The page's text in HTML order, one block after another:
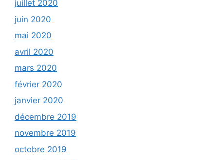
juillet 2020
juin 2020
mai 2020
avril 2020
mars 2020
février 2020
janvier 2020
décembre 2019
novembre 2019
octobre 2019